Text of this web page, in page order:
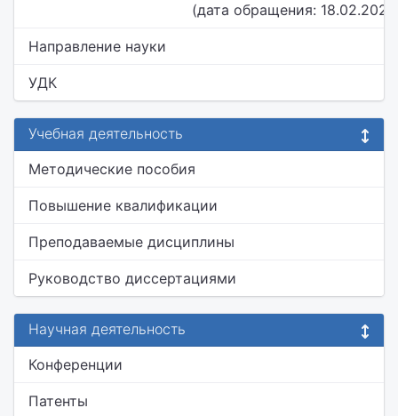
(дата обращения:
Направление науки
УДК
Учебная деятельность
Методические пособия
Повышение квалификации
Преподаваемые дисциплины
Руководство диссертациями
Научная деятельность
Конференции
Патенты